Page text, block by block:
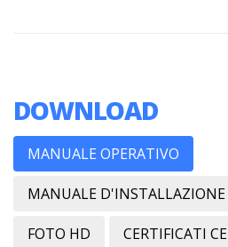
DOWNLOAD
MANUALE OPERATIVO
MANUALE D'INSTALLAZIONE
FOTO HD CERTIFICATI CE